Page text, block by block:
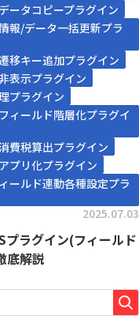
ータコピープラグイン
報/データ一括更新プラ
移キー追加プラグイン
表示プラグイン
プラグイン
ィールド階層化プラグイ
費税算出プラグイン
プリ化プラグイン
ールド連動各種設定プラ
2025.07.03
ラグイン(フィールド
底解説